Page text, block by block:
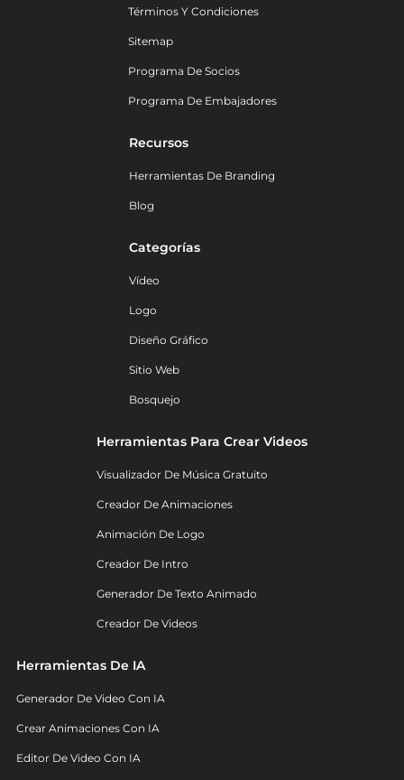
Términos Y Condiciones
Sitemap
Programa De Socios
Programa De Embajadores
Recursos
Herramientas De Branding
Blog
Categorías
Vídeo
Logo
Diseño Gráfico
Sitio Web
Bosquejo
Herramientas Para Crear Videos
Visualizador De Música Gratuito
Creador De Animaciones
Animación De Logo
Creador De Intro
Generador De Texto Animado
Creador De Videos
Herramientas De IA
Generador De Video Con IA
Crear Animaciones Con IA
Editor De Video Con IA